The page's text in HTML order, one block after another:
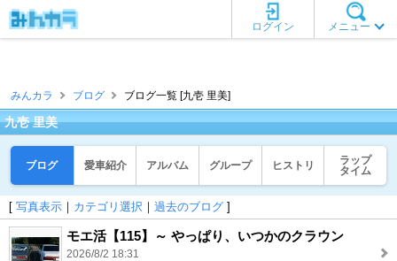
メニュー
ログイン
みんカラ ブログ ブログ一覧 [九壱 里美]
九壱 里美
ブログ 愛車紹介 アルバム グループ ヒストリ
ラップ
タイム
[ 写真表示 ｜ カテゴリ選択 ｜ 過去のブログ ]
モエ活【115】～ やっぱり、いつかのクラウン
2026/8/2 18:31